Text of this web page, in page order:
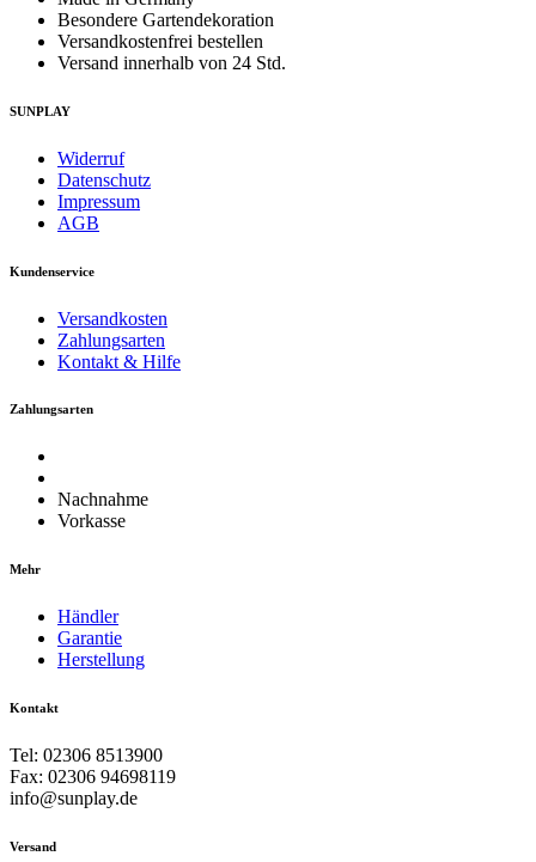
Besondere Gartendekoration
Versandkostenfrei bestellen
Versand innerhalb von 24 Std.
SUNPLAY
Widerruf
Datenschutz
Impressum
AGB
Kundenservice
Versandkosten
Zahlungsarten
Kontakt & Hilfe
Zahlungsarten
Nachnahme
Vorkasse
Mehr
Händler
Garantie
Herstellung
Kontakt
Tel: 02306 8513900
Fax: 02306 94698119
info@sunplay.de
Versand